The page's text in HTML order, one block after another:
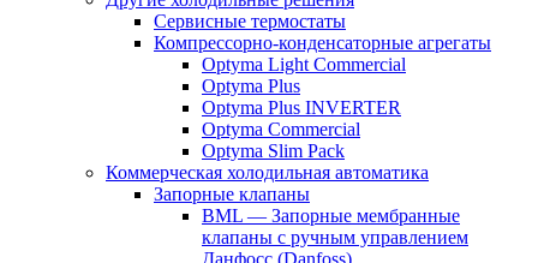
Сервисные термостаты
Компрессорно-конденсаторные агрегаты
Optyma Light Commercial
Optyma Plus
Optyma Plus INVERTER
Optyma Commercial
Optyma Slim Pack
Коммерческая холодильная автоматика
Запорные клапаны
BML — Запорные мембранные
клапаны с ручным управлением
Данфосс (Danfoss)